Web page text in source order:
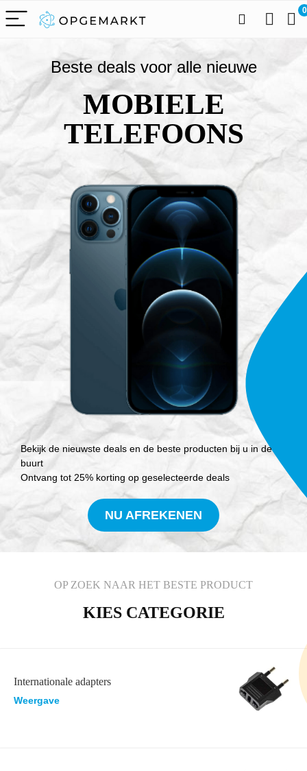
0
Beste deals voor alle nieuwe
MOBIELE
TELEFOONS
Bekijk de nieuwste deals en de beste producten bij u in de
buurt
Ontvang tot 25% korting op geselecteerde deals
NU AFREKENEN
OP ZOEK NAAR HET BESTE PRODUCT
KIES CATEGORIE
Internationale adapters
Weergave